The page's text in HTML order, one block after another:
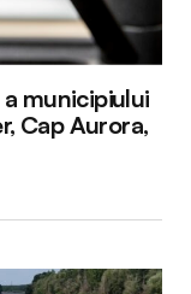
municipiului
Cap Aurora,